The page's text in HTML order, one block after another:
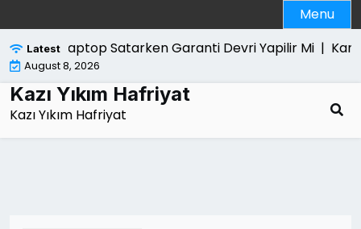
to
content
Menu
Latest
Laptop Satarken Garanti Devri Yapilir Mi |Kanun
August 8, 2026
Kazı Yıkım Hafriyat
Kazı Yıkım Hafriyat